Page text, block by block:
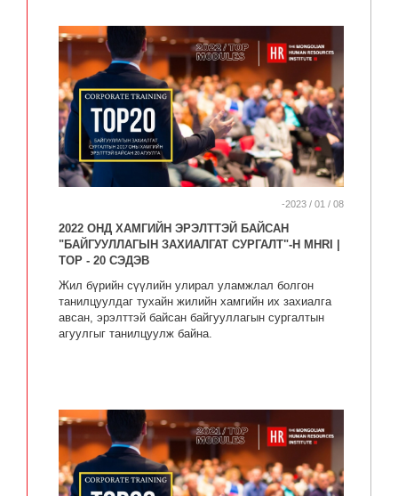
-2023 / 01 / 08
2022 ОНД ХАМГИЙН ЭРЭЛТТЭЙ БАЙСАН
"БАЙГУУЛЛАГЫН ЗАХИАЛГАТ СУРГАЛТ"-Н MHRI |
TOP - 20 СЭДЭВ
Жил бүрийн сүүлийн улирал уламжлал болгон
танилцуулдаг тухайн жилийн хамгийн их захиалга
авсан, эрэлттэй байсан байгууллагын сургалтын
агуулгыг танилцуулж байна.